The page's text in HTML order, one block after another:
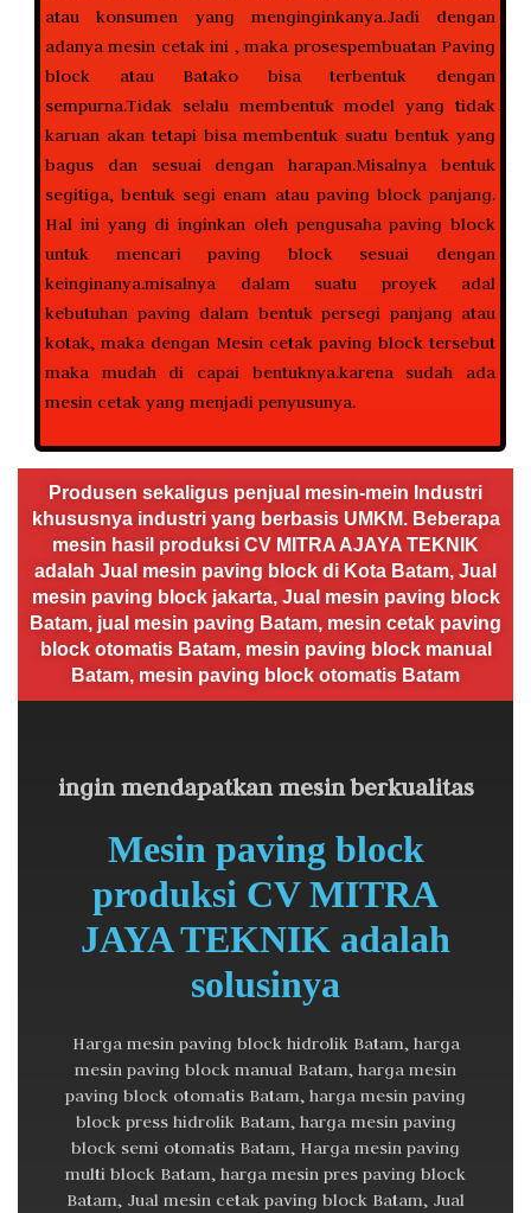
atau konsumen yang menginginkanya.Jadi dengan
adanya mesin cetak ini , maka prosespembuatan Paving
block atau Batako bisa terbentuk dengan
sempurna.Tidak selalu membentuk model yang tidak
karuan akan tetapi bisa membentuk suatu bentuk yang
bagus dan sesuai dengan harapan.Misalnya bentuk
segitiga, bentuk segi enam atau paving block panjang.
Hal ini yang di inginkan oleh pengusaha paving block
untuk mencari paving block sesuai dengan
keinginanya.misalnya dalam suatu proyek adal
kebutuhan paving dalam bentuk persegi panjang atau
kotak, maka dengan Mesin cetak paving block tersebut
maka mudah di capai bentuknya.karena sudah ada
mesin cetak yang menjadi penyusunya.
Produsen sekaligus penjual mesin-mein Industri
khususnya industri yang berbasis UMKM. Beberapa
mesin hasil produksi CV MITRA AJAYA TEKNIK
adalah Jual mesin paving block di Kota Batam, Jual
mesin paving block jakarta, Jual mesin paving block
Batam, jual mesin paving Batam, mesin cetak paving
block otomatis Batam, mesin paving block manual
Batam, mesin paving block otomatis Batam
ingin mendapatkan mesin berkualitas
Mesin paving block
produksi CV MITRA
JAYA TEKNIK adalah
solusinya
Harga mesin paving block hidrolik Batam, harga
mesin paving block manual Batam, harga mesin
paving block otomatis Batam, harga mesin paving
block press hidrolik Batam, harga mesin paving
block semi otomatis Batam, Harga mesin paving
multi block Batam, harga mesin pres paving block
Batam, Jual mesin cetak paving block Batam, Jual